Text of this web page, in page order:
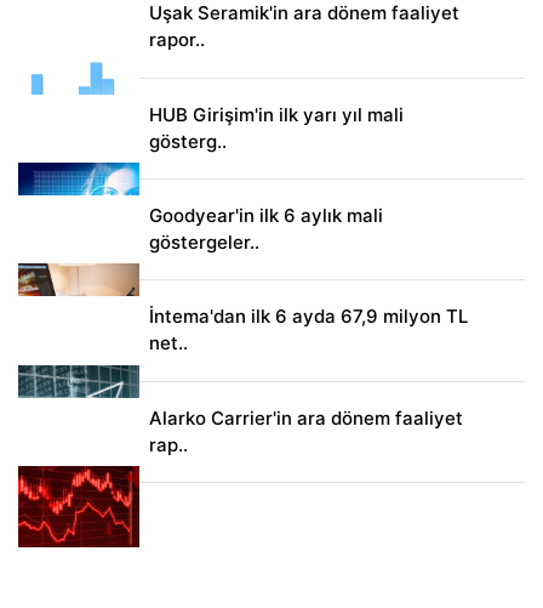
Uşak Seramik'in ara dönem faaliyet
rapor..
HUB Girişim'in ilk yarı yıl mali
gösterg..
Goodyear'in ilk 6 aylık mali
göstergeler..
İntema'dan ilk 6 ayda 67,9 milyon TL
net..
Alarko Carrier'in ara dönem faaliyet
rap..